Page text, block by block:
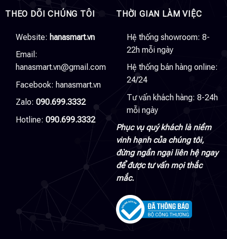
THEO DÕI CHÚNG TÔI
Website: hanasmart.vn
Email:
hanasmart.vn@gmail.com
Facebook: hanasmart.vn
Zalo: 090.699.3332
Hotline: 090.699.3332
THỜI GIAN LÀM VIỆC
Hệ thống showroom: 8-
22h mỗi ngày
Hệ thống bán hàng online:
24/24
Tư vấn khách hàng: 8-24h
mỗi ngày
Phục vụ quý khách là niềm
vinh hạnh của chúng tôi,
đừng ngần ngại liên hệ ngay
để được tư vấn mọi thắc
mắc.